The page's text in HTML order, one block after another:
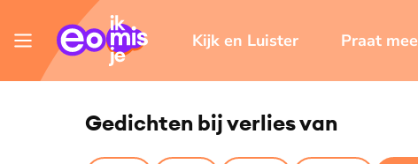
Kijk en Luister Praat mee
Gedichten bij verlies van